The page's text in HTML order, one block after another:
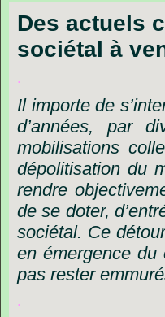
Des actuels
sociétal à
.
Il importe de
d’années,
par
mobilisations
dépolitisation du
rendre
de se doter,
sociétal. Ce détour
en émergence du
pas rester
.